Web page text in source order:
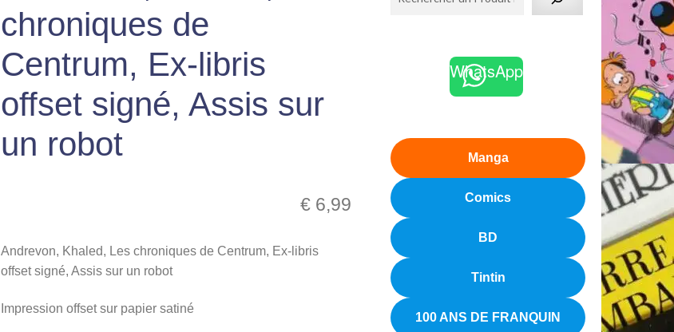
chroniques de
Centrum, Ex-libris
offset signé, Assis sur
un robot
€ 6,99
Andrevon, Khaled, Les chroniques de Centrum, Ex-libris
offset signé, Assis sur un robot
Impression offset sur papier satiné
WhatsApp
Manga
Comics
BD
Tintin
100 ANS DE FRANQUIN